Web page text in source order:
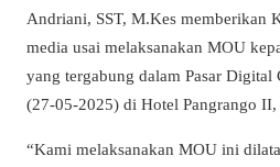
Andriani, SST, M.Kes memberikan
media usai melaksanakan MOU
yang tergabung dalam Pasar Digital
(27-05-2025) di Hotel Pangrango
“Kami melaksanakan MOU ini